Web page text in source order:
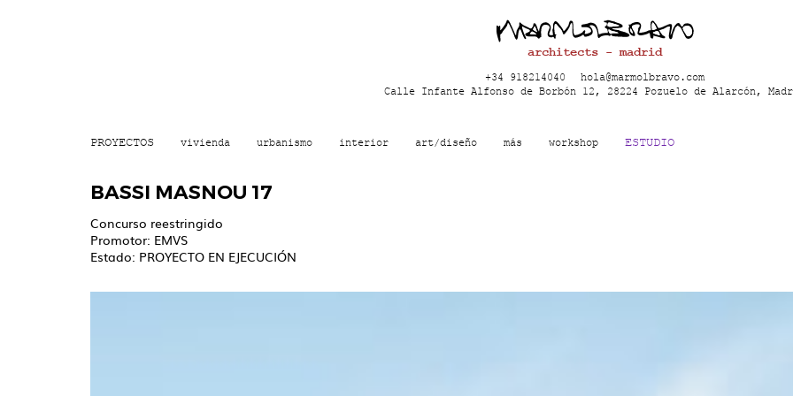
architects - madrid
+34 918214040
hola@marmolbravo.com
Calle Infante Alfonso de Borbón 12, 28224 Pozuelo de Alarcón,
PROYECTOS vivienda urbanismo interior art/diseño más workshop ESTUDIO
BASSI MASNOU 17
Concurso reestringido
Promotor: EMVS
Estado: PROYECTO EN EJECUCIÓN